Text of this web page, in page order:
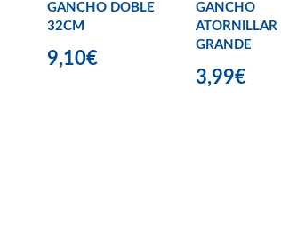
GANCHO DOBLE
32CM
9,10€
GANCHO
ATORNILLAR
GRANDE
3,99€